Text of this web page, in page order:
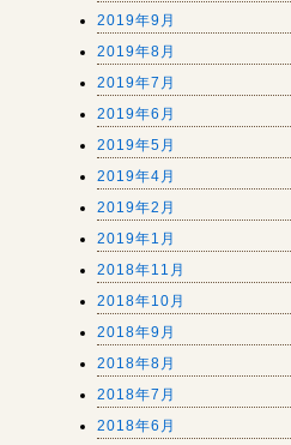
2019年9月
2019年8月
2019年7月
2019年6月
2019年5月
2019年4月
2019年2月
2019年1月
2018年11月
2018年10月
2018年9月
2018年8月
2018年7月
2018年6月